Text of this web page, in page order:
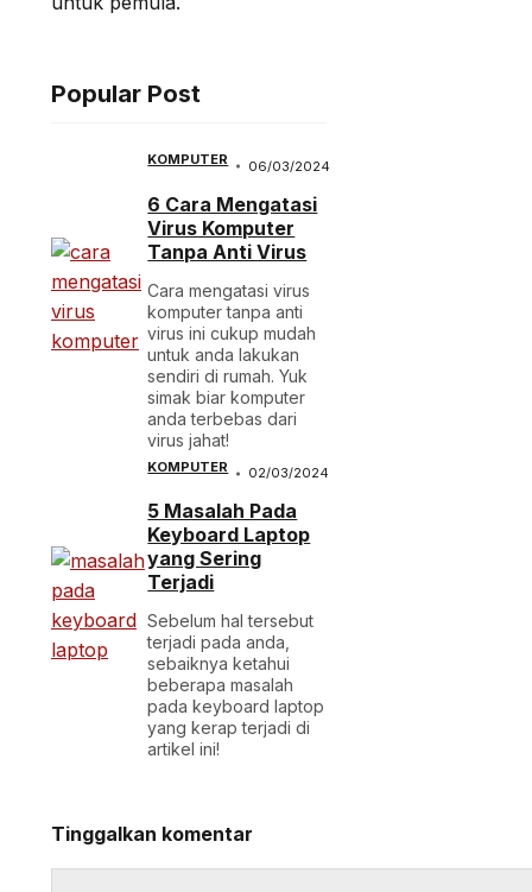
Popular Post
KOMPUTER 06/03/2024
6 Cara Mengatasi
Virus Komputer
Tanpa Anti Virus
Cara mengatasi virus
komputer tanpa anti
virus ini cukup mudah
untuk anda lakukan
sendiri di rumah. Yuk
simak biar komputer
anda terbebas dari
virus jahat!
KOMPUTER 02/03/2024
5 Masalah Pada
Keyboard Laptop
yang Sering
Terjadi
Sebelum hal tersebut
terjadi pada anda,
sebaiknya ketahui
beberapa masalah
pada keyboard laptop
yang kerap terjadi di
artikel ini!
Tinggalkan komentar